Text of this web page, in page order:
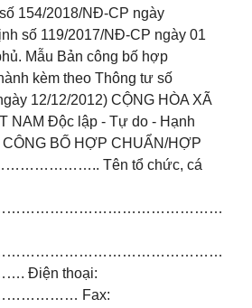
154/2018/NĐ-CP ngày
số 119/2017/NĐ-CP ngày 01
Mẫu Bản công bố hợp
kèm theo Thông tư số
12/12/2012) CỘNG HÒA XÃ
NAM Độc lập - Tự do - Hạnh
CÔNG BỐ HỢP CHUẨN/HỢP
Tên tổ chức, cá
thoại:
Fax: